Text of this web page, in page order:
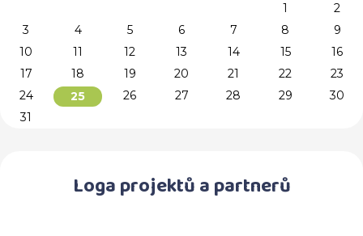
1
2
3
4 5 6 7 8
9
10
11 12 13 14 15
16
17
18 19 20 21 22
23
24
25 26 27 28 29
30
31
Loga projektů a partnerů